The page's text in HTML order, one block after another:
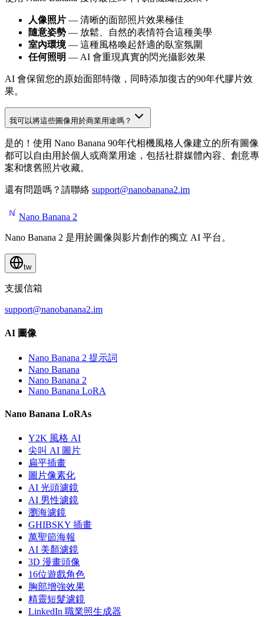
人像照片 — 清晰的面部照片效果極佳
隨意姿勢 — 放鬆、自然的表情符合這種美學
室內環境— 這種風格喚起舒適的臥室氛圍
任何照明 — AI 會重現真實的閃光攝影效果
AI 會保留您的原始面部特徵，同時添加復古的90年代膠片效
果。
我可以將這些圖像用於商業用途嗎？
是的！使用 Nano Banana 90年代相機風格人像建立的所有圖像
都可以自由用於個人或商業用途，包括社群媒體內容、創意專
案和懷舊照片收藏。
還有問題嗎？請聯絡 support@nanobanana2.im
Nano Banana 2
Nano Banana 2 是用於圖像與影片創作的獨立 AI 平台。
tw
支援信箱
support@nanobanana2.im
AI 圖像
Nano Banana 2 提示詞
Nano Banana
Nano Banana 2
Nano Banana LoRA
Nano Banana LoRAs
Y2K 風格 AI
尖叫 AI 圖片
扁平插畫
圖片像素化
AI 光頭濾鏡
AI 男性濾鏡
瀏海濾鏡
GHIBSKY 插畫
萬聖節海報
AI 美顏濾鏡
3D 漫畫頭像
16位遊戲角色
胸部增強效果
精靈短髮濾鏡
LinkedIn 職業照生成器